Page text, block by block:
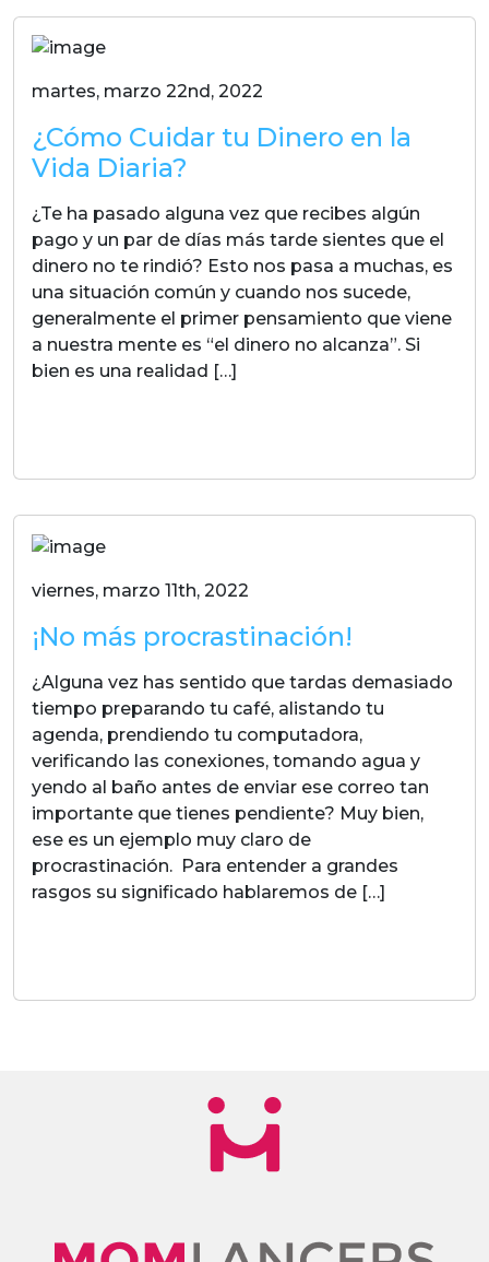
martes, marzo 22nd, 2022
¿Cómo Cuidar tu Dinero en la
Vida Diaria?
¿Te ha pasado alguna vez que recibes algún
pago y un par de días más tarde sientes que el
dinero no te rindió? Esto nos pasa a muchas, es
una situación común y cuando nos sucede,
generalmente el primer pensamiento que viene
a nuestra mente es “el dinero no alcanza”. Si
bien es una realidad […]
viernes, marzo 11th, 2022
¡No más procrastinación!
¿Alguna vez has sentido que tardas demasiado
tiempo preparando tu café, alistando tu
agenda, prendiendo tu computadora,
verificando las conexiones, tomando agua y
yendo al baño antes de enviar ese correo tan
importante que tienes pendiente? Muy bien,
ese es un ejemplo muy claro de
procrastinación. Para entender a grandes
rasgos su significado hablaremos de […]